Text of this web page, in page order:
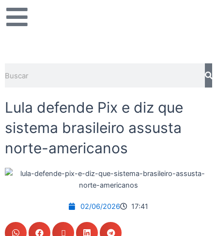
para
Lula defende Pix e diz que
sistema brasileiro assusta
norte-americanos
02/06/2026 17:41